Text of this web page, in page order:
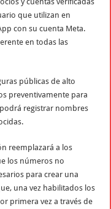
que utilizan en
con su cuenta Meta.
en todas las
públicas de alto
preventivamente para
registrar nombres
reemplazará a los
los números no
para crear una
una vez habilitados los
primera vez a través de